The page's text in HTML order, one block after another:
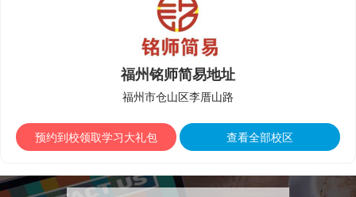
福州铭师简易地址
福州市仓山区李厝山路
预约到校领取学习大礼包 查看全部校区